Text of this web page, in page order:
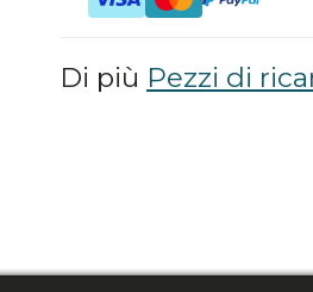
Di più Pezzi di